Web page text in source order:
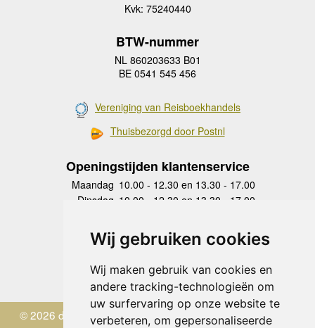
Wij gebruiken cookies
Wij maken gebruik van cookies en
andere tracking-technologieën om
uw surfervaring op onze website te
verbeteren, om gepersonaliseerde
Kvk: 75240440
BTW-nummer
NL 860203633 B01
BE 0541 545 456
Vereniging van Reisboekhandels
Thuisbezorgd door Postnl
Openingstijden klantenservice
Maandag 10.00 - 12.30 en 13.30 - 17.00
Dinsdag 10.00 - 12.30 en 13.30 - 17.00
Donderdag
10.00 - 12.30 en 13.30 - 17.00
Vrijdag 10.00 - 12.30 en 13.30 - 17.00
Zaterdag
gesloten
Zondag gesloten
© 2026 de Zwerver